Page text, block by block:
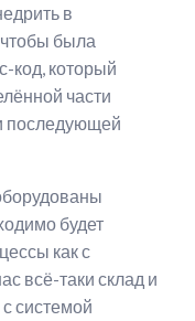
в
чтобы была
код, который
части
последующей
будет
как с
всё-таки склад и
системой